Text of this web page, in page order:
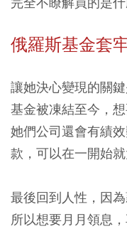
俄羅斯基金套
讓她決心變現的關
基金被凍結至今，
她們公司還會有績
款，可以在一開始就
最後回到人性，因
所以想要月月領息